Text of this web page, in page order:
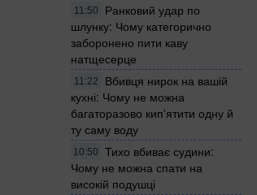
11:50
Ранковий удар по
шлунку: Чому категорично
заборонено пити каву
натщесерце
11:22
Вбивця нирок на вашій
кухні: Чому не можна
багаторазово кип'ятити одну й
ту саму воду
10:50
Тихо вбиває судини:
Чому не можна спати на
високій подушці